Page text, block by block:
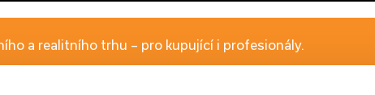
a realitního trhu – pro kupující i profesionály.